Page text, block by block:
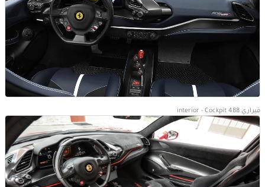
فيراري 488 interior - Cockpit